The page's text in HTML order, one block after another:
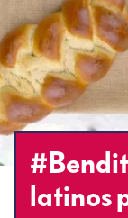
latinos